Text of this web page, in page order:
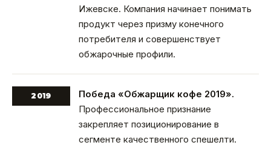
Ижевске. Компания начинает понимать
продукт через призму конечного
потребителя и совершенствует
обжарочные профили.
2019
Победа «Обжарщик кофе 2019».
Профессиональное признание
закрепляет позиционирование в
сегменте качественного спешелти.